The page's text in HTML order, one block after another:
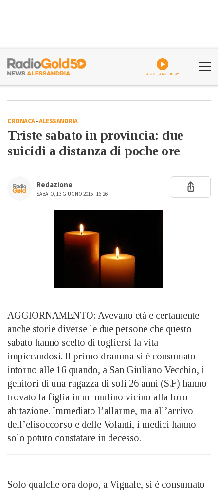
ASCOLTA GOLDPLAY
CRONACA-ALESSANDRIA
Triste sabato in provincia: due
suicidi a distanza di poche ore
Redazione
SABATO, 13 GIUGNO 2015 - 16:26
AGGIORNAMENTO: Avevano età e certamente
anche storie diverse le due persone che questo
sabato hanno scelto di togliersi la vita
impiccandosi. Il primo dramma si è consumato
intorno alle 16 quando, a San Giuliano Vecchio, i
genitori di una ragazza di soli 26 anni (S.F) hanno
trovato la figlia in un mulino vicino alla loro
abitazione. Immediato l’allarme, ma all’arrivo
dell’elisoccorso e delle Volanti, i medici hanno
solo potuto constatare in decesso.
Solo qualche ora dopo, a Vignale, si è consumato